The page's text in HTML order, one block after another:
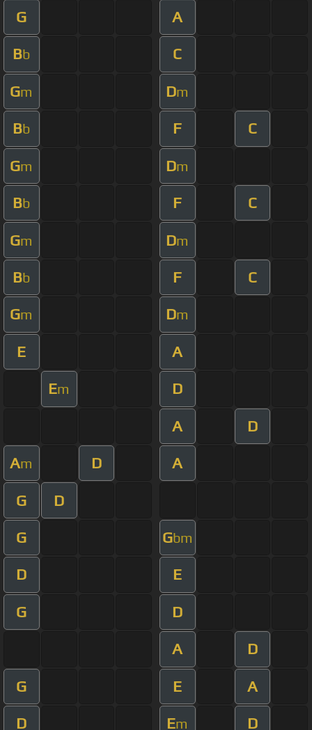
G A
Bb C
Gm Dm
Bb F C
Gm Dm
Bb F C
Gm Dm
Bb F C
Gm Dm
E A
Em D
A D
Am D A
G D
G Gbm
D E
G D
A D
G E A
D Em D